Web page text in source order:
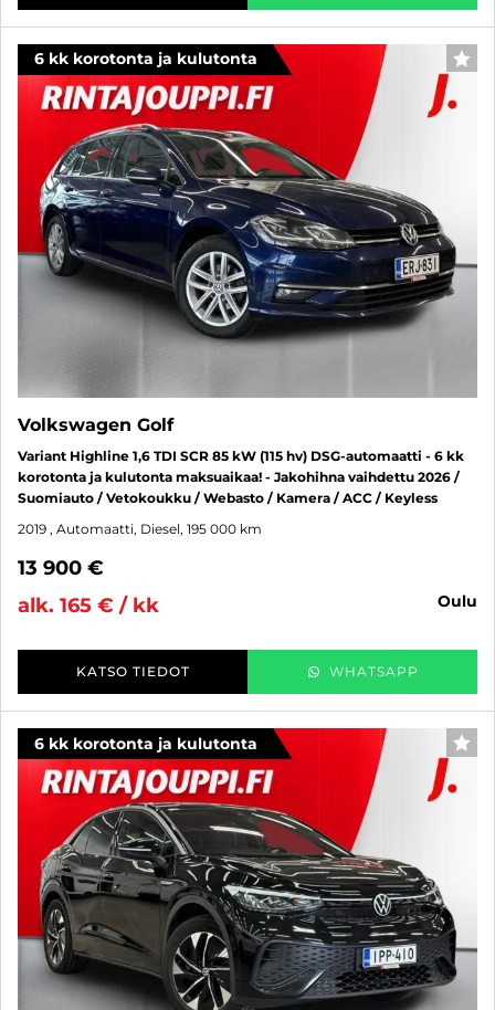
6 kk korotonta ja kulutonta
Volkswagen Golf
Variant Highline 1,6 TDI SCR 85 kW (115 hv) DSG-automaatti - 6 kk
korotonta ja kulutonta maksuaikaa! - Jakohihna vaihdettu 2026 /
Suomiauto / Vetokoukku / Webasto / Kamera / ACC / Keyless
2019 , Automaatti, Diesel, 195 000 km
13 900 €
alk. 165 € / kk
oulu
KATSO TIEDOT WHATSAPP
6 kk korotonta ja kulutonta